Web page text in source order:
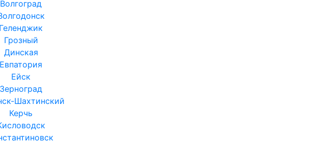
Волгоград
Геленджик
Грозный
Динская
Евпатория
Ейск
Зерноград
Шахтинский
Керчь